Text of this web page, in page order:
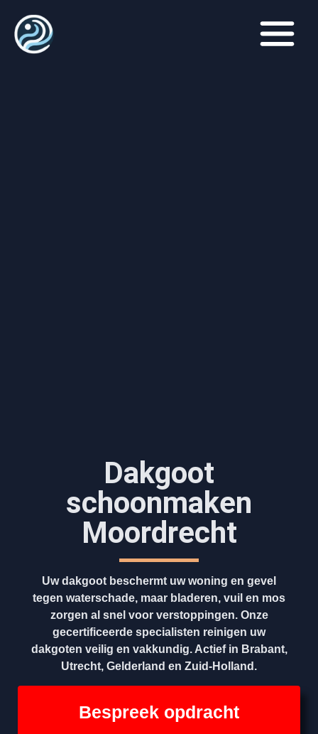
Dakgoot
schoonmaken​
Moordrecht
Uw dakgoot beschermt uw woning en gevel
tegen waterschade, maar bladeren, vuil en mos
zorgen al snel voor verstoppingen. Onze
gecertificeerde specialisten reinigen uw
dakgoten veilig en vakkundig. Actief in Brabant,
Utrecht, Gelderland en Zuid-Holland.
Bespreek opdracht